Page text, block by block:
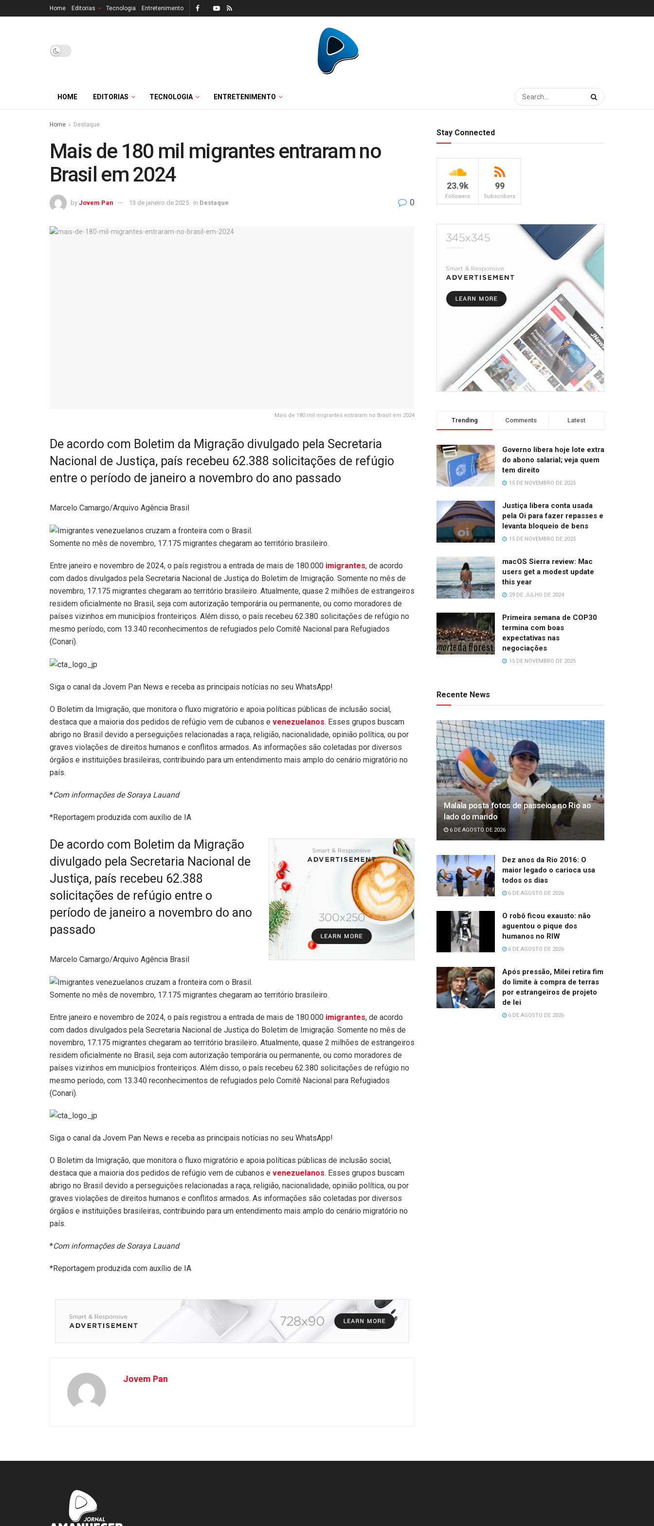
Home Editorias Tecnologia Entretenimento
HOME EDITORIAS TECNOLOGIA ENTRETENIMENTO
Home Destaque
Mais de 180 mil migrantes entraram no
Brasil em 2024
by Jovem Pan 13 de janeiro de 2025 in Destaque 0
Mais de 180 mil migrantes entraram no Brasil em 2024
De acordo com Boletim da Migração divulgado pela Secretaria
Nacional de Justiça, país recebeu 62.388 solicitações de refúgio
entre o período de janeiro a novembro do ano passado
Marcelo Camargo/Arquivo Agência Brasil
Somente no mês de novembro, 17.175 migrantes chegaram ao território brasileiro.
Entre janeiro e novembro de 2024, o país registrou a entrada de mais de 180.000 imigrantes, de acordo
com dados divulgados pela Secretaria Nacional de Justiça do Boletim de Imigração. Somente no mês de
novembro, 17.175 migrantes chegaram ao território brasileiro. Atualmente, quase 2 milhões de estrangeiros
residem oficialmente no Brasil, seja com autorização temporária ou permanente, ou como moradores de
países vizinhos em municípios fronteiriços. Além disso, o país recebeu 62.380 solicitações de refúgio no
mesmo período, com 13.340 reconhecimentos de refugiados pelo Comitê Nacional para Refugiados
(Conari).
Siga o canal da Jovem Pan News e receba as principais notícias no seu WhatsApp!
O Boletim da Imigração, que monitora o fluxo migratório e apoia políticas públicas de inclusão social,
destaca que a maioria dos pedidos de refúgio vem de cubanos e venezuelanos. Esses grupos buscam
abrigo no Brasil devido a perseguições relacionadas a raça, religião, nacionalidade, opinião política, ou por
graves violações de direitos humanos e conflitos armados. As informações são coletadas por diversos
órgãos e instituições brasileiras, contribuindo para um entendimento mais amplo do cenário migratório no
país.
*Com informações de Soraya Lauand
*Reportagem produzida com auxílio de IA
De acordo com Boletim da Migração
divulgado pela Secretaria Nacional de
Justiça, país recebeu 62.388
solicitações de refúgio entre o
período de janeiro a novembro do ano
passado
Marcelo Camargo/Arquivo Agência Brasil
Somente no mês de novembro, 17.175 migrantes chegaram ao território brasileiro.
Entre janeiro e novembro de 2024, o país registrou a entrada de mais de 180.000 imigrantes, de acordo
com dados divulgados pela Secretaria Nacional de Justiça do Boletim de Imigração. Somente no mês de
novembro, 17.175 migrantes chegaram ao território brasileiro. Atualmente, quase 2 milhões de estrangeiros
residem oficialmente no Brasil, seja com autorização temporária ou permanente, ou como moradores de
países vizinhos em municípios fronteiriços. Além disso, o país recebeu 62.380 solicitações de refúgio no
mesmo período, com 13.340 reconhecimentos de refugiados pelo Comitê Nacional para Refugiados
(Conari).
Siga o canal da Jovem Pan News e receba as principais notícias no seu WhatsApp!
O Boletim da Imigração, que monitora o fluxo migratório e apoia políticas públicas de inclusão social,
destaca que a maioria dos pedidos de refúgio vem de cubanos e venezuelanos. Esses grupos buscam
abrigo no Brasil devido a perseguições relacionadas a raça, religião, nacionalidade, opinião política, ou por
graves violações de direitos humanos e conflitos armados. As informações são coletadas por diversos
órgãos e instituições brasileiras, contribuindo para um entendimento mais amplo do cenário migratório no
país.
*Com informações de Soraya Lauand
*Reportagem produzida com auxílio de IA
Jovem Pan
Stay Connected
23.9k
Followers
99
Subscribers
Trending Comments Latest
Governo libera hoje lote extra
do abono salarial; veja quem
tem direito
15 DE NOVEMBRO DE 2025
Justiça libera conta usada
pela Oi para fazer repasses e
levanta bloqueio de bens
15 DE NOVEMBRO DE 2025
macOS Sierra review: Mac
users get a modest update
this year
29 DE JULHO DE 2024
Primeira semana de COP30
termina com boas
expectativas nas
negociações
15 DE NOVEMBRO DE 2025
Recente News
Malala posta fotos de passeios no Rio ao
lado do marido
6 DE AGOSTO DE 2026
Dez anos da Rio 2016: O
maior legado o carioca usa
todos os dias
6 DE AGOSTO DE 2026
O robô ficou exausto: não
aguentou o pique dos
humanos no RIW
6 DE AGOSTO DE 2026
Após pressão, Milei retira fim
do limite à compra de terras
por estrangeiros de projeto
de lei
6 DE AGOSTO DE 2026